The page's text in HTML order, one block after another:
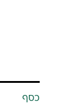
כסף